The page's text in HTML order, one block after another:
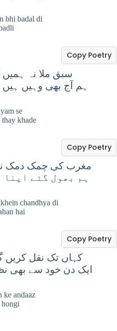
bhi badal di
سبق ملا نہ
ہم آج بھی وہیں
Copy Poetry
se
khade
مغرب کی چمک دمک نے
ہم بھول گئے
Copy Poetry
chandhya di
hai
کہاں تک نقل کریں
ایک دن خود سے بھی
Copy Poetry
ke andaaz